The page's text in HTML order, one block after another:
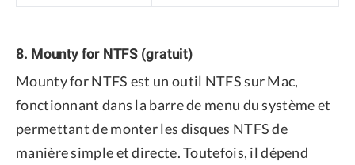
8. Mounty for NTFS (gratuit)
Mounty for NTFS est un outil NTFS sur Mac,
fonctionnant dans la barre de menu du système et
permettant de monter les disques NTFS de
manière simple et directe. Toutefois, il dépend